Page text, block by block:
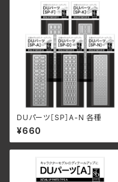
DUパーツ［SP］A-N 各種
¥660